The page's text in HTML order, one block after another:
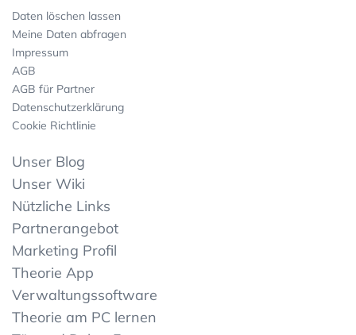
Daten löschen lassen
Meine Daten abfragen
Impressum
AGB
AGB für Partner
Datenschutzerklärung
Cookie Richtlinie
Unser Blog
Unser Wiki
Nützliche Links
Partnerangebot
Marketing Profil
Theorie App
Verwaltungssoftware
Theorie am PC lernen